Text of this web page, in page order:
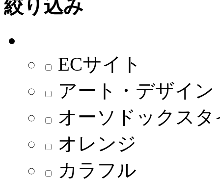
絞り込み
ECサイト
アート・デザイン
オーソドックスタ
オレンジ
カラフル